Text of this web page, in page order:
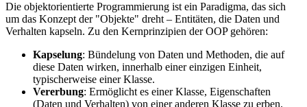
Die objektorientierte Programmierung ist ein Paradigma, das sich
um das Konzept der "Objekte" dreht – Entitäten, die Daten und
Verhalten kapseln. Zu den Kernprinzipien der OOP gehören:
Kapselung: Bündelung von Daten und Methoden, die auf
diese Daten wirken, innerhalb einer einzigen Einheit,
typischerweise einer Klasse.
Vererbung: Ermöglicht es einer Klasse, Eigenschaften
(Daten und Verhalten) von einer anderen Klasse zu erben.